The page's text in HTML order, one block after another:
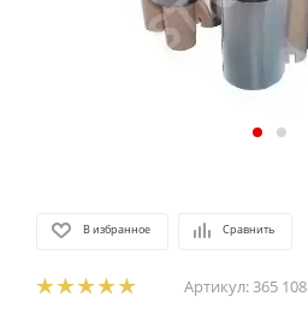
В избранное Сравнить
Артикул:365 108